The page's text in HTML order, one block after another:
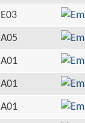
E03
A05
A01
A01
A01